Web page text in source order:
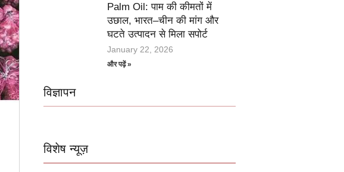
Palm Oil: पाम की कीमतों में
उछाल, भारत–चीन की मांग और
घटते उत्पादन से मिला सपोर्ट
January 22, 2026
और पढ़ें »
विज्ञापन
विशेष न्यूज़